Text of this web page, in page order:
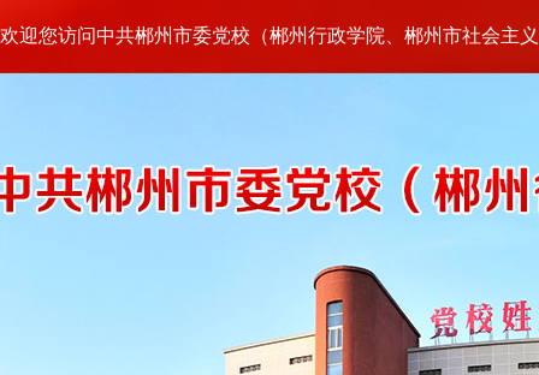
欢迎您访问中共郴州市委党校（郴州行政学院、郴州市社会主